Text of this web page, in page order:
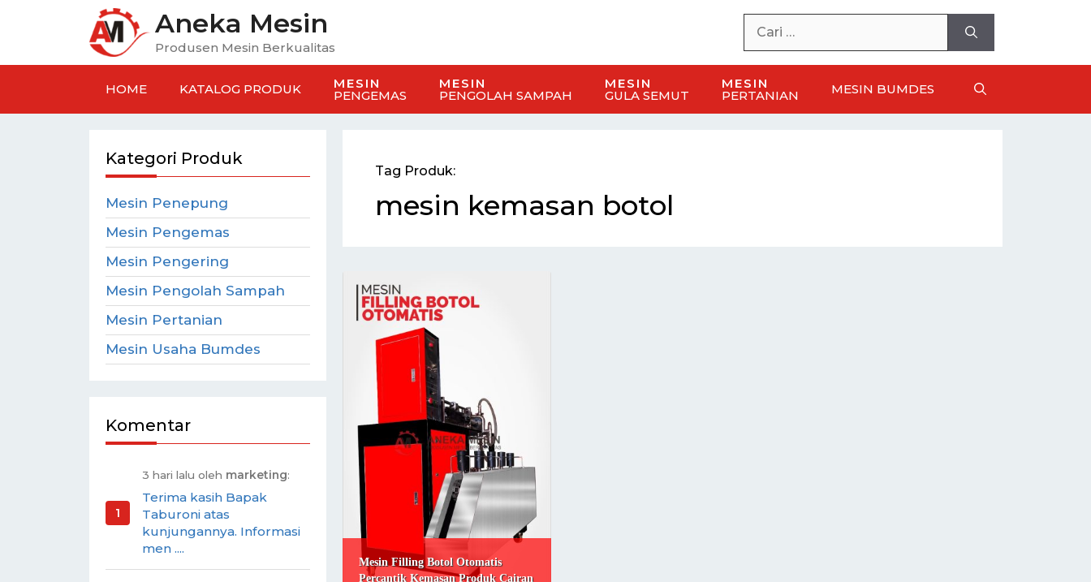
Aneka Mesin
Produsen Mesin Berkualitas
HOME KATALOG PRODUK MESIN
PENGEMAS
MESIN
PENGOLAH SAMPAH
MESIN
GULA SEMUT
MESIN
PERTANIAN MESIN BUMDES
Tag Produk:
mesin kemasan botol
Mesin Filling Botol Otomatis
Percantik Kemasan Produk Cairan
Kategori Produk
Mesin Penepung
Mesin Pengemas
Mesin Pengering
Mesin Pengolah Sampah
Mesin Pertanian
Mesin Usaha Bumdes
Komentar
3 hari lalu oleh marketing:
Terima kasih Bapak
Taburoni atas
kunjungannya. Informasi
men ....